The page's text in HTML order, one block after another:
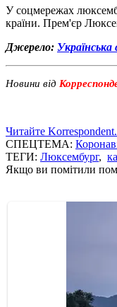
У соцмережах
країни. Прем'єр
Джерело:
Новини від
Читайте
СПЕЦТЕМА:
ТЕГИ: Люксембург,
Якщо ви помітили